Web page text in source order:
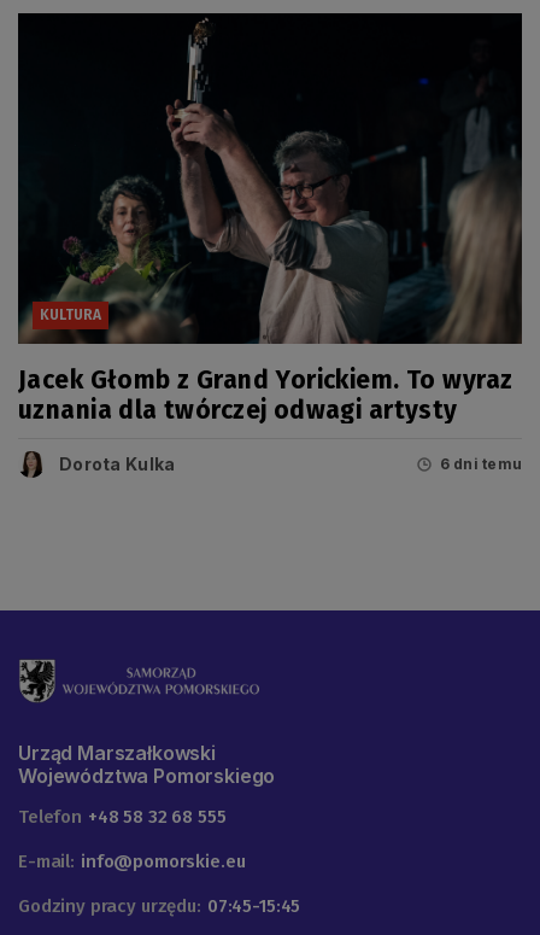
KULTURA
Jacek Głomb z Grand Yorickiem. To wyraz
uznania dla twórczej odwagi artysty
Dorota Kulka 6 dni temu
Urząd Marszałkowski
Województwa Pomorskiego
Telefon +48 58 32 68 555
E-mail: info@pomorskie.eu
Godziny pracy urzędu: 07:45-15:45